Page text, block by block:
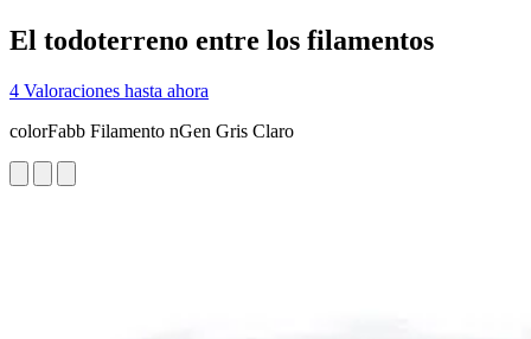
El todoterreno entre los filamentos
4 Valoraciones hasta ahora
colorFabb Filamento nGen Gris Claro